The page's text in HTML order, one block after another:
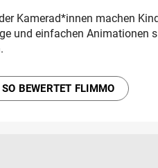
Kamerad*innen machen
und einfachen Animationen
SO BEWERTET FLIMMO